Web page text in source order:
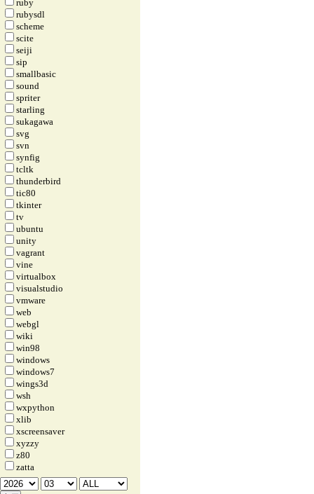
ruby
rubysdl
scheme
scite
seiji
sip
smallbasic
sound
spriter
starling
sukagawa
svg
svn
synfig
tcltk
thunderbird
tic80
tkinter
tv
ubuntu
unity
vagrant
vine
virtualbox
visualstudio
vmware
web
webgl
wiki
win98
windows
windows7
wings3d
wsh
wxpython
xlib
xscreensaver
xyzzy
z80
zatta